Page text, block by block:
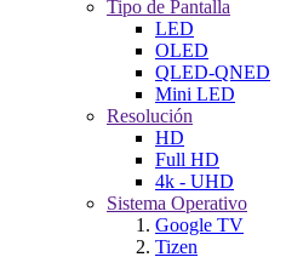
Tipo de Pantalla
LED
OLED
QLED-QNED
Mini LED
Resolución
HD
Full HD
4k - UHD
Sistema Operativo
Google TV
Tizen